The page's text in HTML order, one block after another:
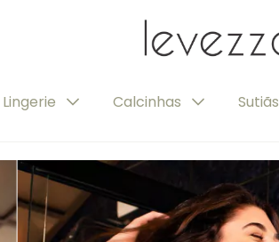
Calcinhas Sutiãs